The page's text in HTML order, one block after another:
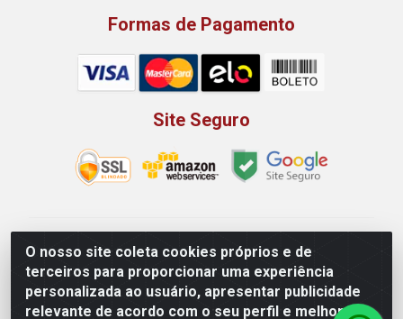
O nosso site coleta cookies próprios e de
terceiros para proporcionar uma experiência
personalizada ao usuário, apresentar publicidade
relevante de acordo com o seu perfil e melhorar a
Formas de Pagamento
Site Seguro
Rio Vermelho Distribuição de Alimentos LTDA - Rodovia
BR, 153, KM 52 N 00 QD 00 LT 16 - Bairro Jardim
Eldorado, Anápolis/GO - CEP 75.045-190 - CNPJ
10.912.900/0002-40